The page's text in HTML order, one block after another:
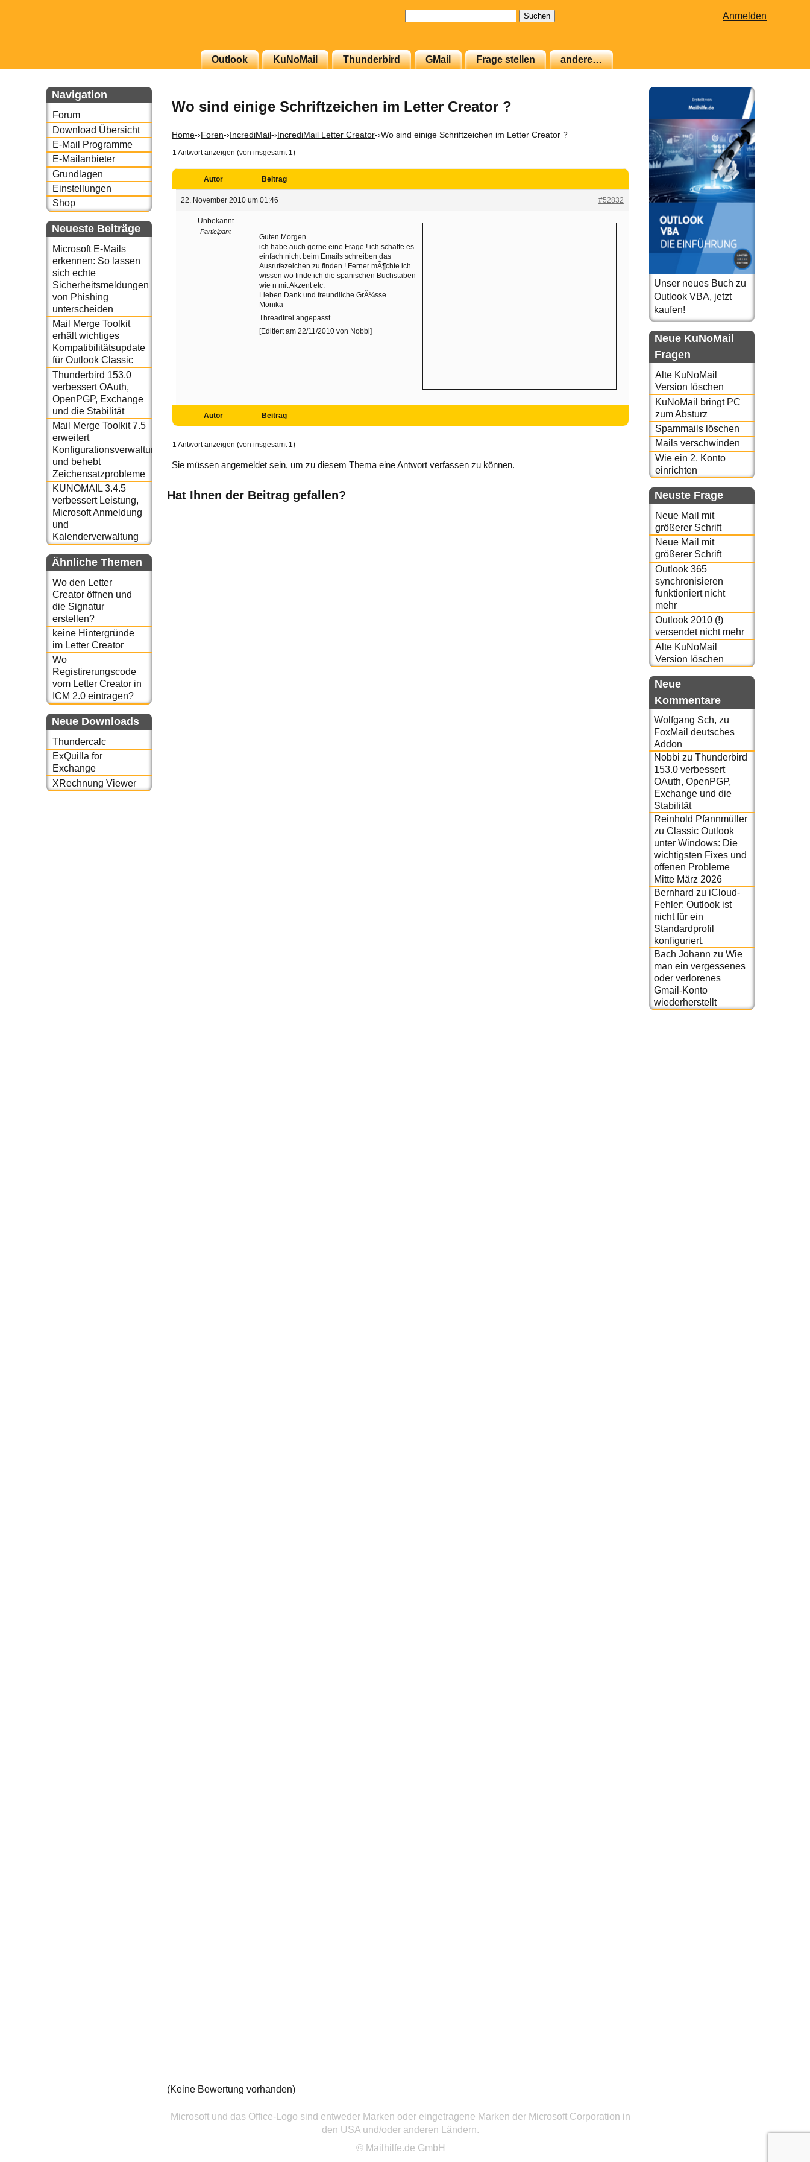
Anmelden
Outlook KuNoMail Thunderbird GMail Frage stellen andere…
Navigation
Forum
Download Übersicht
E-Mail Programme
E-Mailanbieter
Grundlagen
Einstellungen
Shop
Neueste Beiträge
Microsoft E-Mails
erkennen: So lassen
sich echte
Sicherheitsmeldungen
von Phishing
unterscheiden
Mail Merge Toolkit
erhält wichtiges
Kompatibilitätsupdate
für Outlook Classic
Thunderbird 153.0
verbessert OAuth,
OpenPGP, Exchange
und die Stabilität
Mail Merge Toolkit 7.5
erweitert
Konfigurationsverwaltung
und behebt
Zeichensatzprobleme
KUNOMAIL 3.4.5
verbessert Leistung,
Microsoft Anmeldung
und
Kalenderverwaltung
Ähnliche Themen
Wo den Letter
Creator öffnen und
die Signatur
erstellen?
keine Hintergründe
im Letter Creator
Wo
Registirerungscode
vom Letter Creator in
ICM 2.0 eintragen?
Neue Downloads
Thundercalc
ExQuilla for
Exchange
XRechnung Viewer
Wo sind einige Schriftzeichen im Letter Creator ?
Home-›Foren-›IncrediMail-›IncrediMail Letter Creator-›Wo sind einige Schriftzeichen im Letter Creator ?
1 Antwort anzeigen (von insgesamt 1)
Autor Beitrag
22. November 2010 um 01:46 #52832
Unbekannt
Participant
Guten Morgen
ich habe auch gerne eine Frage ! ich schaffe es
einfach nicht beim Emails schreiben das
Ausrufezeichen zu finden ! Ferner mÃ¶chte ich
wissen wo finde ich die spanischen Buchstaben
wie n mit Akzent etc.
Lieben Dank und freundliche GrÃ¼sse
Monika
Threadtitel angepasst
[Editiert am 22/11/2010 von Nobbi]
Autor Beitrag
1 Antwort anzeigen (von insgesamt 1)
Sie müssen angemeldet sein, um zu diesem Thema eine Antwort verfassen zu können.
Hat Ihnen der Beitrag gefallen?
(Keine Bewertung vorhanden)
Unser neues Buch zu
Outlook VBA, jetzt
kaufen!
Neue KuNoMail
Fragen
Alte KuNoMail
Version löschen
KuNoMail bringt PC
zum Absturz
Spammails löschen
Mails verschwinden
Wie ein 2. Konto
einrichten
Neuste Frage
Neue Mail mit
größerer Schrift
Neue Mail mit
größerer Schrift
Outlook 365
synchronisieren
funktioniert nicht
mehr
Outlook 2010 (!)
versendet nicht mehr
Alte KuNoMail
Version löschen
Neue
Kommentare
Wolfgang Sch, zu
FoxMail deutsches
Addon
Nobbi zu Thunderbird
153.0 verbessert
OAuth, OpenPGP,
Exchange und die
Stabilität
Reinhold Pfannmüller
zu Classic Outlook
unter Windows: Die
wichtigsten Fixes und
offenen Probleme
Mitte März 2026
Bernhard zu iCloud-
Fehler: Outlook ist
nicht für ein
Standardprofil
konfiguriert.
Bach Johann zu Wie
man ein vergessenes
oder verlorenes
Gmail-Konto
wiederherstellt
Microsoft und das Office-Logo sind entweder Marken oder eingetragene Marken der Microsoft Corporation in
den USA und/oder anderen Ländern.
© Mailhilfe.de GmbH
Newsletter
Email für Sie
oder auch